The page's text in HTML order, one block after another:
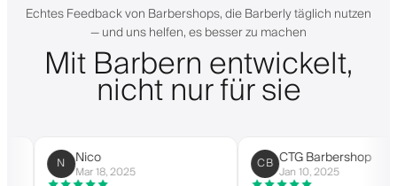
Echtes Feedback von Barbershops, die Barberly täglich nutzen
— und uns helfen, es besser zu machen
Mit Barbern entwickelt,
nicht nur für sie
Nico
Mar 18, 2025 CB CTG Barbershop
Jan 10, 2025